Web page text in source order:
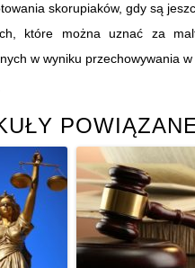
skorupiaków, gdy są
które można uznać za
w wyniku przechowywania